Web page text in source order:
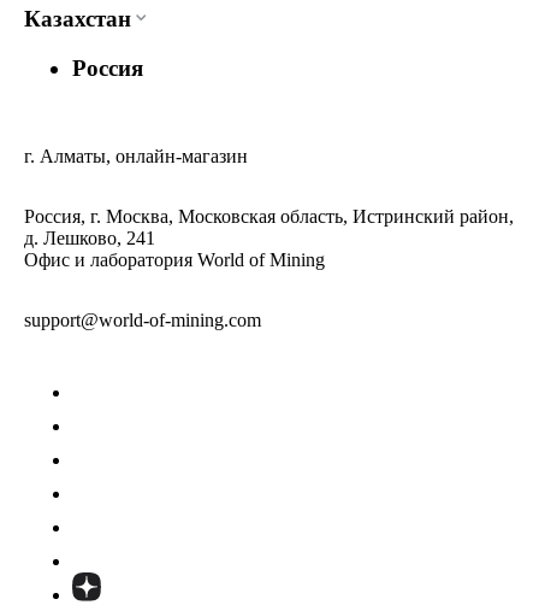
Казахстан
Россия
г. Алматы, онлайн-магазин
Россия, г. Москва, Московская область, Истринский район,
д. Лешково, 241
Офис и лаборатория World of Mining
support@world-of-mining.com